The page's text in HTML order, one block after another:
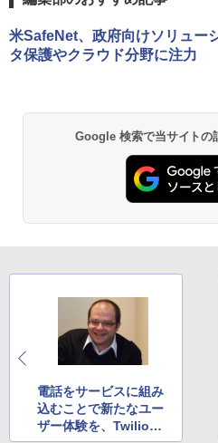
米SafeNet、政府向けソリュー
タ保護やクラウド分野に注力
Google 検索で当サイトの
電話をサービスに組み
込むことで新たなユー
ザー体験を、Twilio・